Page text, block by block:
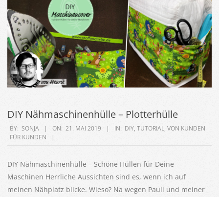
DIY Nähmaschinenhülle – Plotterhülle
2019-
05-
BY: SONJA ON: 21. MAI 2019 IN: DIY, TUTORIAL, VON KUNDEN
FÜR KUNDEN
DIY Nähmaschinenhülle – Schöne Hüllen für Deine
Maschinen Herrliche Aussichten sind es, wenn ich auf
meinen Nähplatz blicke. Wieso? Na wegen Pauli und meiner